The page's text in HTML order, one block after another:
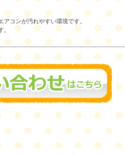
コンが汚れやすい環境です。